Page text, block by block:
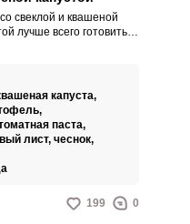
свеклой и квашеной
лучше всего готовить
сварить заранее.
капуста,
паста,
лист, чеснок,
199 0